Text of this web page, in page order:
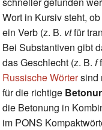
Wort in Kursiv steht,
ein Verb (z. B. vtfür
Bei Substantiven gibt
das Geschlecht (z. B. f
Russische Wörtersind
für die richtige
die Betonung in
im PONS